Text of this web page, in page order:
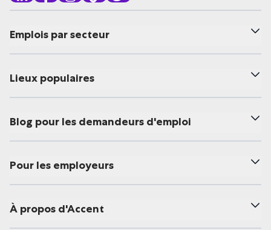
Emplois par secteur
Lieux populaires
Blog pour les demandeurs d'emploi
Pour les employeurs
À propos d'Accent